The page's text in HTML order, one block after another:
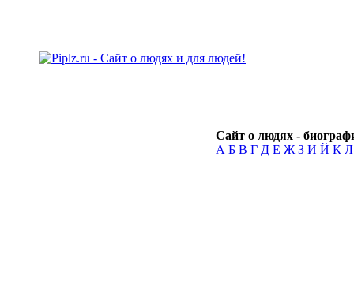
Сайт о людях -
А Б В Г Д Е Ж З И Й К Л